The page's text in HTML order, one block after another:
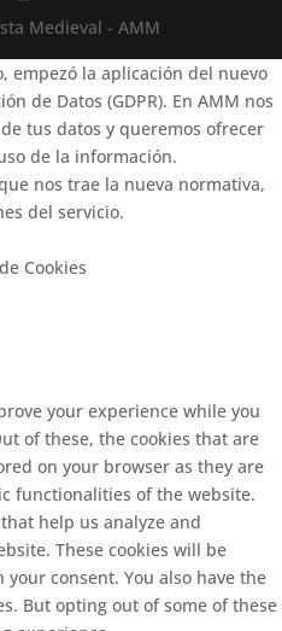
Medieval - AMM
empezó la aplicación del nuevo
de Datos (GDPR). En AMM nos
tus datos y queremos ofrecer
de la información.
nos trae la nueva normativa,
del servicio.
Cookies
your experience while you
of these, the cookies that are
on your browser as they are
functionalities of the website.
help us analyze and
These cookies will be
consent. You also have the
But opting out of some of these